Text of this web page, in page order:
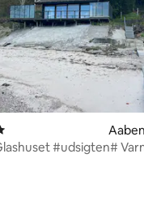
#udsigten#